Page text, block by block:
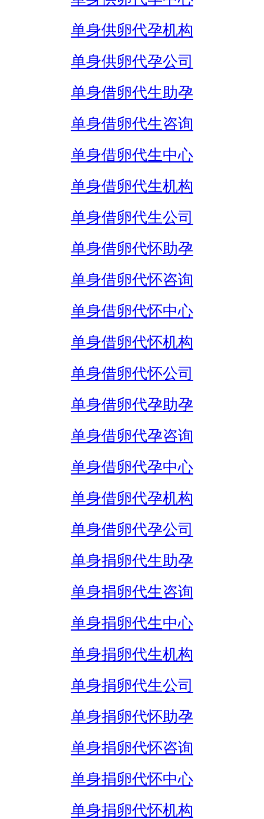
单身供卵代孕机构
单身供卵代孕公司
单身借卵代生助孕
单身借卵代生咨询
单身借卵代生中心
单身借卵代生机构
单身借卵代生公司
单身借卵代怀助孕
单身借卵代怀咨询
单身借卵代怀中心
单身借卵代怀机构
单身借卵代怀公司
单身借卵代孕助孕
单身借卵代孕咨询
单身借卵代孕中心
单身借卵代孕机构
单身借卵代孕公司
单身捐卵代生助孕
单身捐卵代生咨询
单身捐卵代生中心
单身捐卵代生机构
单身捐卵代生公司
单身捐卵代怀助孕
单身捐卵代怀咨询
单身捐卵代怀中心
单身捐卵代怀机构